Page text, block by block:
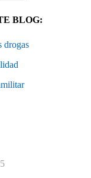
BLOG:
drogas